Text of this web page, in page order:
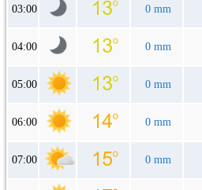
03:00 0 mm
04:00 0 mm
05:00 0 mm
06:00 0 mm
07:00 0 mm